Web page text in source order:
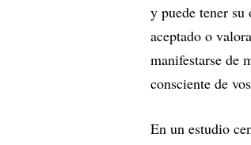
y puede tener
aceptado o
manifestarse de
consciente de
En un estudio